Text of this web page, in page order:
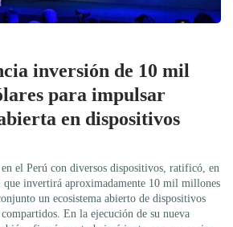
inversión de 10 mil
para impulsar
en dispositivos
el Perú con diversos dispositivos, ratificó, en
invertirá aproximadamente 10 mil millones
un ecosistema abierto de dispositivos
En la ejecución de su nueva